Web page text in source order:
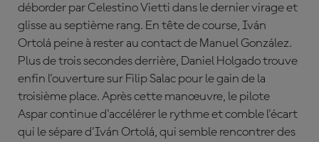
déborder par Celestino Vietti dans le dernier virage et
glisse au septième rang. En tête de course, Iván
Ortolá peine à rester au contact de Manuel González.
Plus de trois secondes derrière, Daniel Holgado trouve
enfin l'ouverture sur Filip Salac pour le gain de la
troisième place. Après cette manœuvre, le pilote
Aspar continue d'accélérer le rythme et comble l'écart
qui le sépare d'Iván Ortolá, qui semble rencontrer des